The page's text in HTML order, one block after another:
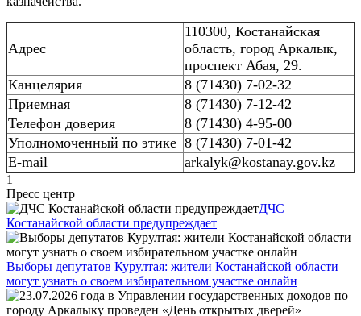
Адрес
110300, Костанайская
область, город Аркалык,
проспект Абая, 29.
Канцелярия
8 (71430) 7-02-32
Приемная
8 (71430) 7-12-42
Телефон доверия
8 (71430) 4-95-00
Уполномоченный по этике 8 (71430) 7-01-42
E-mail
arkalyk@kostanay.gov.kz
1
Пресс центр
ДЧС
Костанайской области предупреждает
Выборы депутатов Курултая: жители Костанайской области
могут узнать о своем избирательном участке онлайн